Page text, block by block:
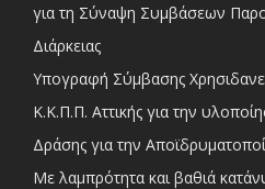
για τη Σύναψη Συμβάσεων
Διάρκειας
Υπογραφή Σύμβασης
Κ.Κ.Π.Π. Αττικής για την
Δράσης για την
Με λαμπρότητα και βαθιά